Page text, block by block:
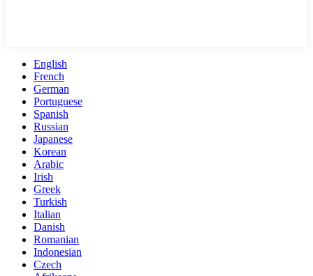
English
French
German
Portuguese
Spanish
Russian
Japanese
Korean
Arabic
Irish
Greek
Turkish
Italian
Danish
Romanian
Indonesian
Czech